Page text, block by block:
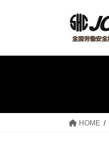
HOME